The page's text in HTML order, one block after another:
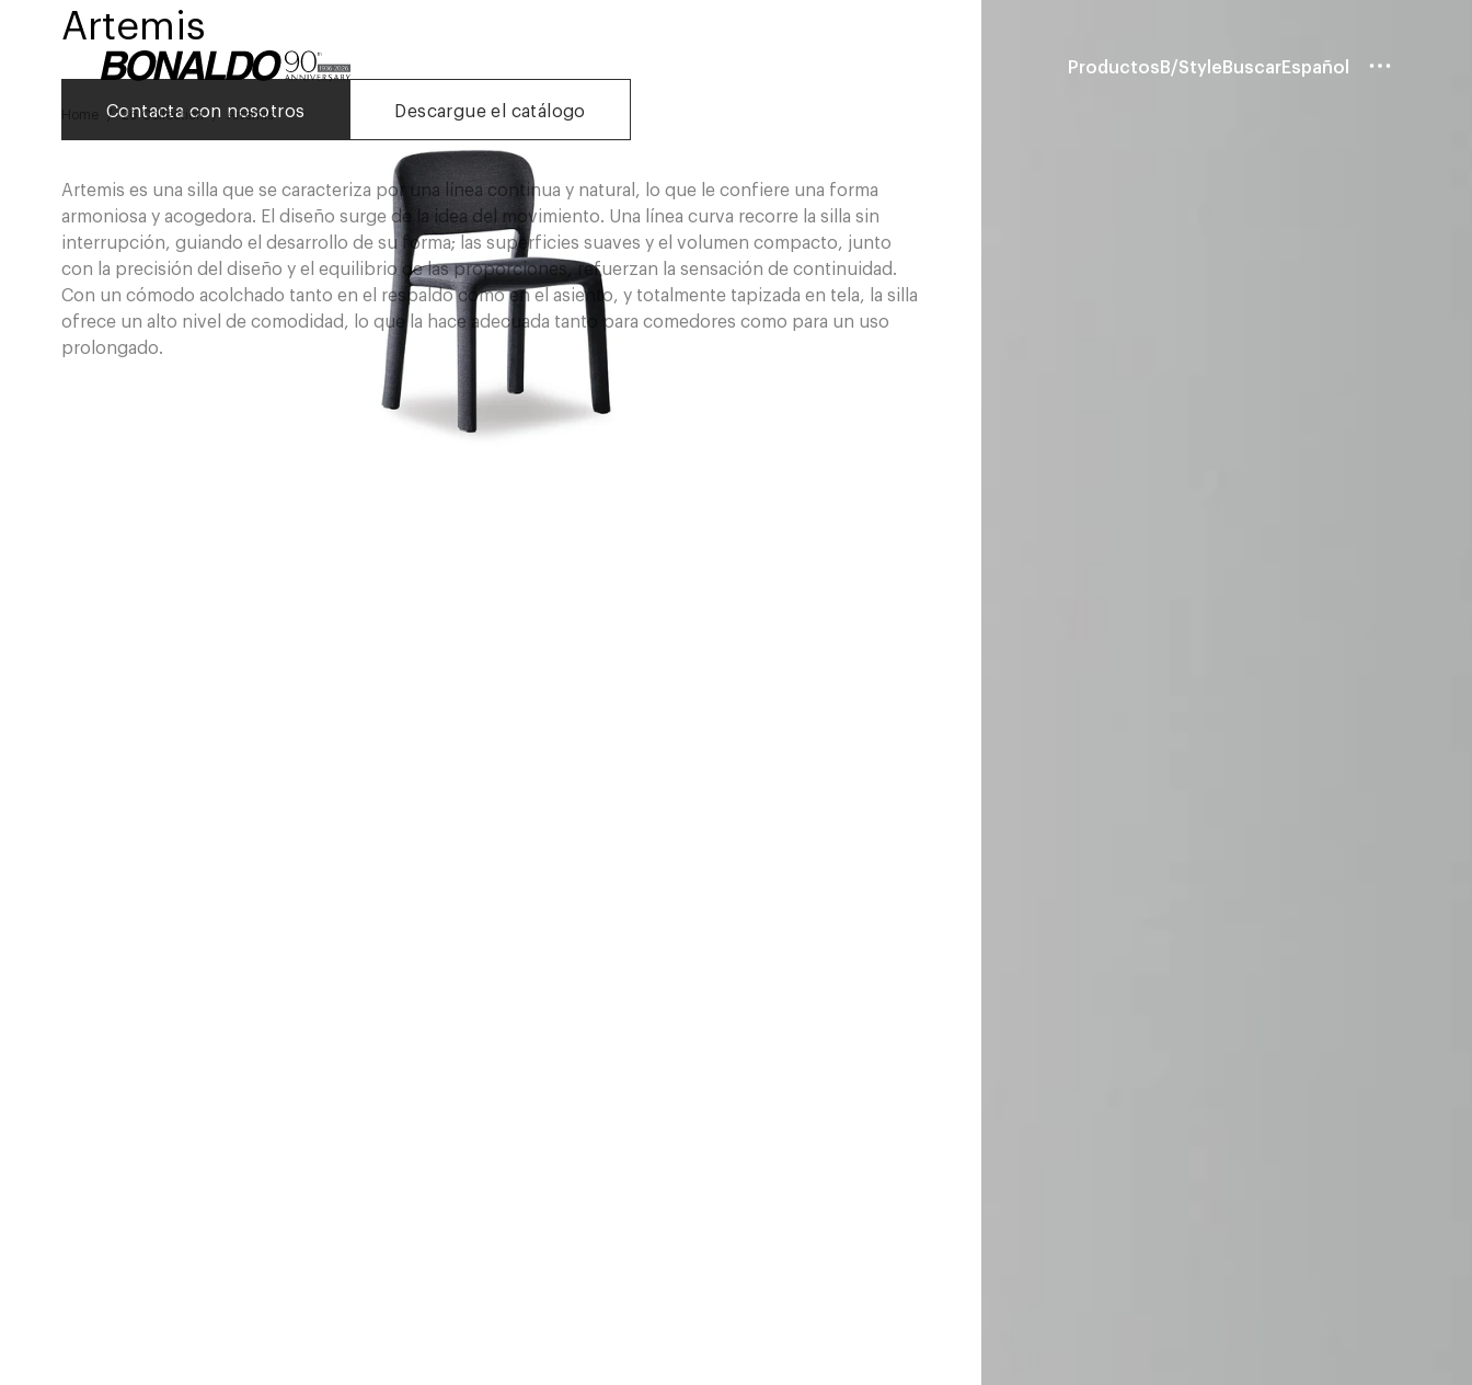
ProductosB/StyleBuscarEspañol
26 Collection Artemis
Artemis
Contacta con nosotros Descargue el catálogo
Artemis es una silla que se caracteriza por una línea continua y natural, lo que le confiere una forma
armoniosa y acogedora. El diseño surge de la idea del movimiento. Una línea curva recorre la silla sin
interrupción, guiando el desarrollo de su forma; las superficies suaves y el volumen compacto, junto
con la precisión del diseño y el equilibrio de las proporciones, refuerzan la sensación de continuidad.
Con un cómodo acolchado tanto en el respaldo como en el asiento, y totalmente tapizada en tela, la silla
ofrece un alto nivel de comodidad, lo que la hace adecuada tanto para comedores como para un uso
prolongado.